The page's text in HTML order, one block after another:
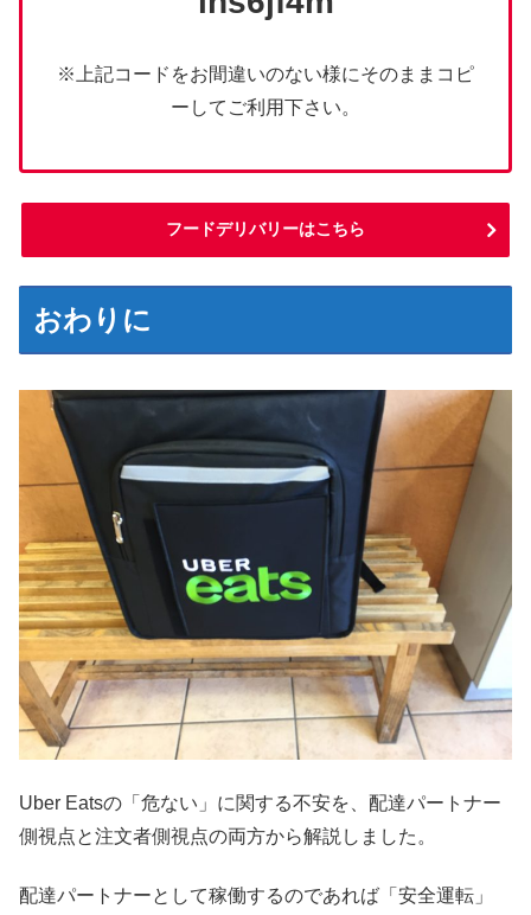
※上記コードをお間違いのない様にそのままコピ
ーしてご利用下さい。
フードデリバリーはこちら
おわりに
Uber Eatsの「危ない」に関する不安を、配達パートナー
側視点と注文者側視点の両方から解説しました。
配達パートナーとして稼働するのであれば「安全運転」